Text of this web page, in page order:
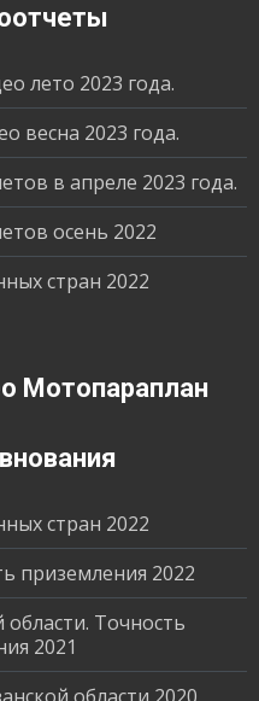
лето 2023 года.
весна 2023 года.
в апреле 2023 года.
осень 2022
стран 2022
Мотопараплан
стран 2022
приземления 2022
Точность
2021